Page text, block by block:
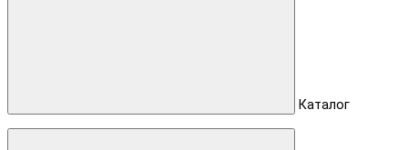
Каталог